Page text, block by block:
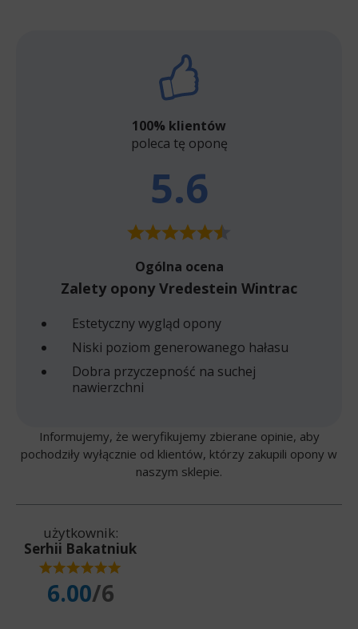
100% klientów
poleca tę oponę
5.6
Ogólna ocena
Zalety opony Vredestein Wintrac
Estetyczny wygląd opony
Niski poziom generowanego hałasu
Dobra przyczepność na suchej
nawierzchni
Informujemy, że weryfikujemy zbierane opinie, aby
pochodziły wyłącznie od klientów, którzy zakupili opony w
naszym sklepie.
użytkownik:
Serhii Bakatniuk
6.00/6